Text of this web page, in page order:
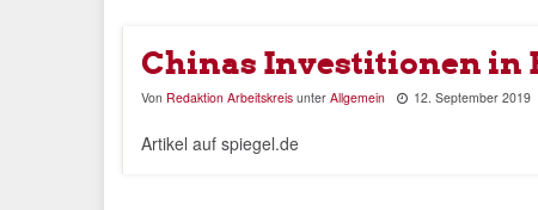
Chinas Investitionen in
Von Redaktion Arbeitskreis unter Allgemein 12. September 2019
Artikel auf spiegel.de